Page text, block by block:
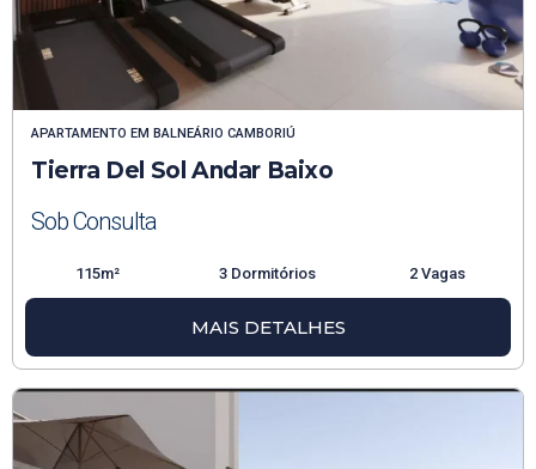
APARTAMENTO EM BALNEÁRIO CAMBORIÚ
Tierra Del Sol Andar Baixo
Sob Consulta
115m² 3 Dormitórios 2 Vagas
MAIS DETALHES